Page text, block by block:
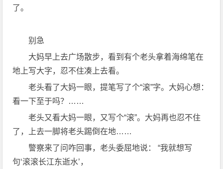
了。
别急
大妈早上去广场散步，看到有个老头拿着海绵笔在
地上写大字，忍不住凑上去看。
老头看了大妈一眼，提笔写了个“滚”字。大妈心想：
看一下至于吗？……
老头又看大妈一眼，又写个“滚”。大妈再也忍不住
了，上去一脚将老头踢倒在地……
警察来了问咋回事，老头委屈地说： “我就想写
句‘滚滚长江东逝水’，